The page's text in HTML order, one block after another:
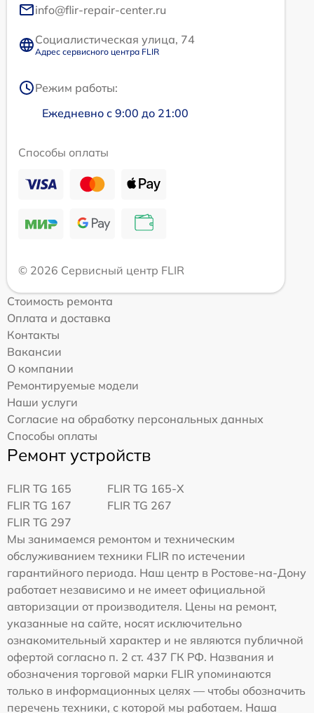
info@flir-repair-center.ru
Социалистическая улица, 74
Адрес сервисного центра FLIR
Режим работы:
Ежедневно с 9:00 до 21:00
Способы оплаты
© 2026 Сервисный центр FLIR
Стоимость ремонта
Оплата и доставка
Контакты
Вакансии
О компании
Ремонтируемые модели
Наши услуги
Согласие на обработку персональных данных
Способы оплаты
Ремонт устройств
FLIR TG 165
FLIR TG 165-X
FLIR TG 167
FLIR TG 267
FLIR TG 297
Мы занимаемся ремонтом и техническим
обслуживанием техники FLIR по истечении
гарантийного периода. Наш центр в Ростове-на-Дону
работает независимо и не имеет официальной
авторизации от производителя. Цены на ремонт,
указанные на сайте, носят исключительно
ознакомительный характер и не являются публичной
офертой согласно п. 2 ст. 437 ГК РФ. Названия и
обозначения торговой марки FLIR упоминаются
только в информационных целях — чтобы обозначить
перечень техники, с которой мы работаем. Наша